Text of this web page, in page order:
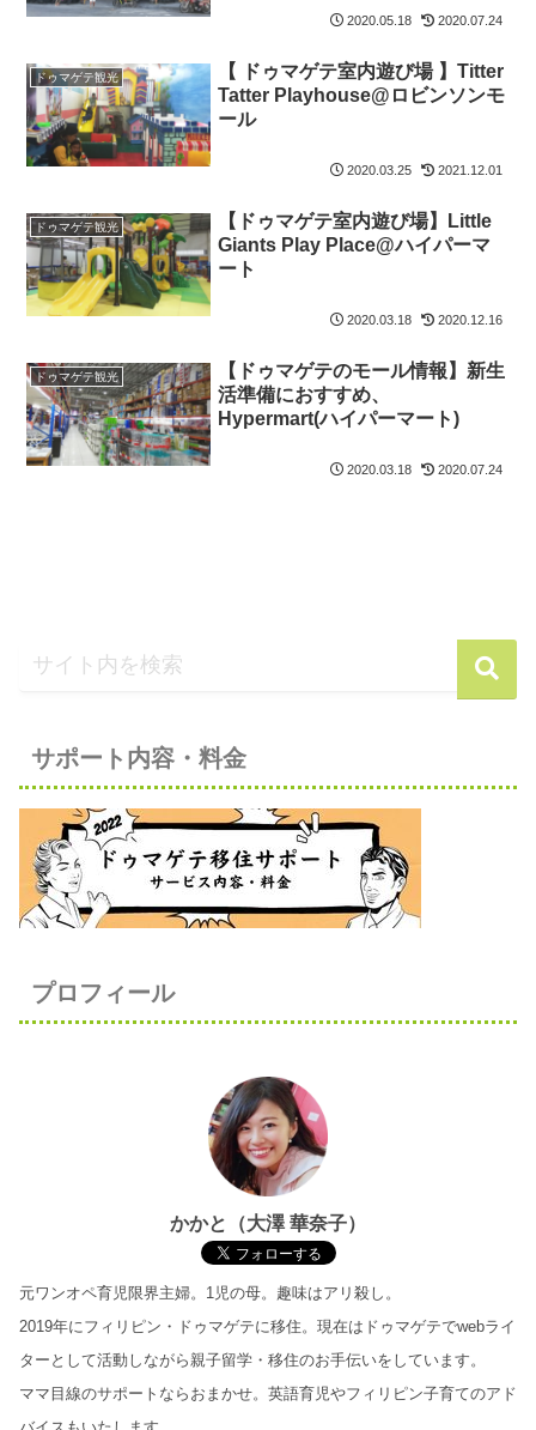
2020.05.18 2020.07.24
ドゥマゲテ観光
【 ドゥマゲテ室内遊び場 】Titter
Tatter Playhouse@ロビンソンモ
ール
2020.03.25 2021.12.01
ドゥマゲテ観光
【ドゥマゲテ室内遊び場】Little
Giants Play Place@ハイパーマ
ート
2020.03.18 2020.12.16
ドゥマゲテ観光
【ドゥマゲテのモール情報】新生
活準備におすすめ、
Hypermart(ハイパーマート)
2020.03.18 2020.07.24
サポート内容・料金
プロフィール
かかと（大澤 華奈子）
元ワンオペ育児限界主婦。1児の母。趣味はアリ殺し。
2019年にフィリピン・ドゥマゲテに移住。 現在はドゥマゲテでwebライ
ターとして活動しながら親子留学・移住のお手伝いをしています。
ママ目線のサポートならおまかせ。英語育児やフィリピン子育てのアド